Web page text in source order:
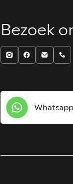
Bezoek
Whatsapp